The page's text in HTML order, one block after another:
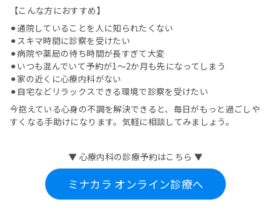
【こんな方におすすめ】
⚫︎通院していることを人に知られたくない
⚫︎スキマ時間に診察を受けたい
⚫︎病院や薬局の待ち時間が長すぎて大変
⚫︎いつも混んでいて予約が1～2か月も先になってしまう
⚫︎家の近くに心療内科がない
⚫︎自宅などリラックスできる環境で診察を受けたい
今抱えている心身の不調を解決できると、毎日がもっと過ごしや
すくなる手助けになります。気軽に相談してみましょう。
▼ 心療内科の診療予約はこちら ▼
ミナカラ オンライン診療へ